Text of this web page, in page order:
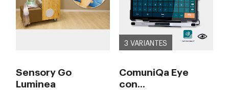
Sensory Go
Luminea
3 VARIANTES
ComuniQa Eye
con...